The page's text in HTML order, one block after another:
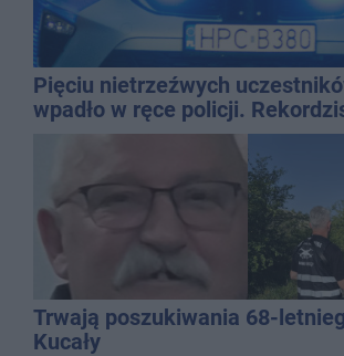
Pięciu nietrzeźwych
wpadło w ręce policji.
Trwają poszukiwania 68-
Kucały